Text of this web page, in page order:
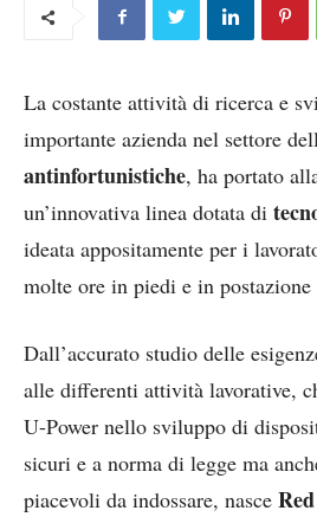
La costante attività di ricerca e
importante azienda nel settore
antinfortunistiche, ha portato
un’innovativa linea dotata di
ideata appositamente per i
molte ore in piedi e in postazione
Dall’accurato studio delle
alle differenti attività lavorative,
U-Power nello sviluppo di
sicuri e a norma di legge ma
piacevoli da indossare, nasce